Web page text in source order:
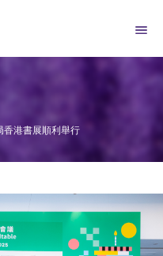
香港書展順利舉行